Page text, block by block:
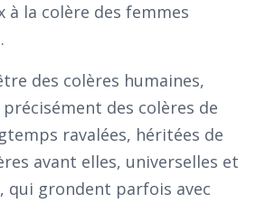
à la colère des femmes
des colères humaines,
des colères de
ravalées, héritées de
avant elles, universelles et
qui grondent parfois avec